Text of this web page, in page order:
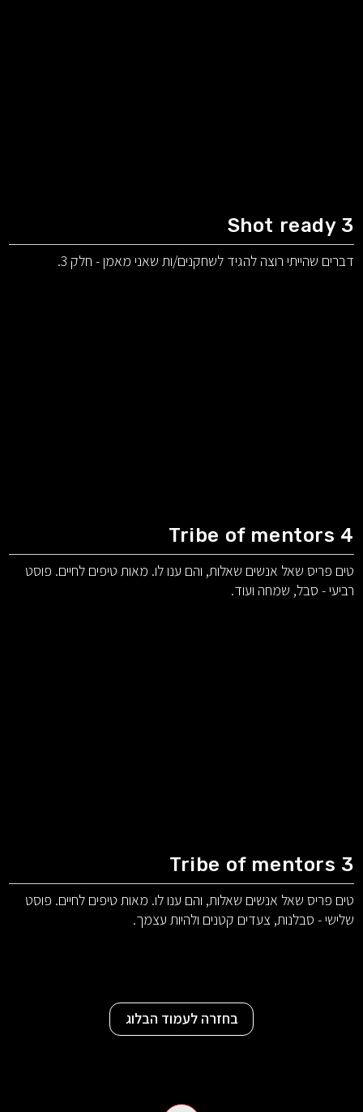
Shot ready 3
דברים שהייתי רוצה להגיד לשחקנים/ות שאני מאמן - חלק 3.
Tribe of mentors 4
טים פריס שאל אנשים שאלות, והם ענו לו. מאות טיפים לחיים. פוסט
רביעי - סבל, שמחה ועוד.
Tribe of mentors 3
טים פריס שאל אנשים שאלות, והם ענו לו. מאות טיפים לחיים. פוסט
שלישי - סבלנות, צעדים קטנים ולהיות עצמך.
בחזרה לעמוד הבלוג